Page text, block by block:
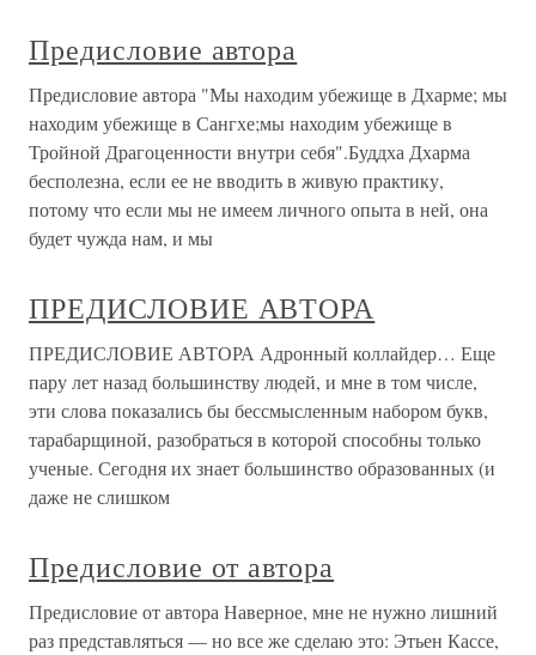
Предисловие автора
Предисловие автора "Мы находим убежище в Дхарме; мы
находим убежище в Сангхе;мы находим убежище в
Тройной Драгоценности внутри себя".Буддха Дхарма
бесполезна, если ее не вводить в живую практику,
потому что если мы не имеем личного опыта в ней, она
будет чужда нам, и мы
ПРЕДИСЛОВИЕ АВТОРА
ПРЕДИСЛОВИЕ АВТОРА Адронный коллайдер… Еще
пару лет назад большинству людей, и мне в том числе,
эти слова показались бы бессмысленным набором букв,
тарабарщиной, разобраться в которой способны только
ученые. Сегодня их знает большинство образованных (и
даже не слишком
Предисловие от автора
Предисловие от автора Наверное, мне не нужно лишний
раз представляться — но все же сделаю это: Этьен Кассе,